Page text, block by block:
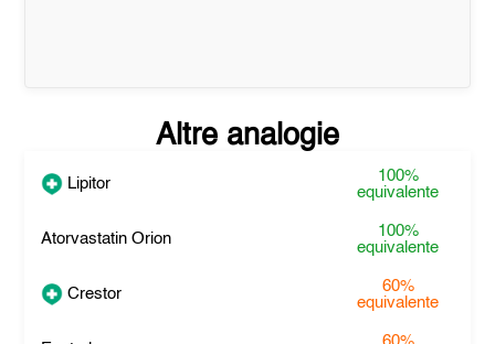
Altre analogie
Lipitor
100%
equivalente
Atorvastatin Orion
100%
equivalente
Crestor
60%
equivalente